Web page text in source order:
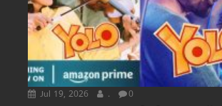
Jul 19, 2026 . 0